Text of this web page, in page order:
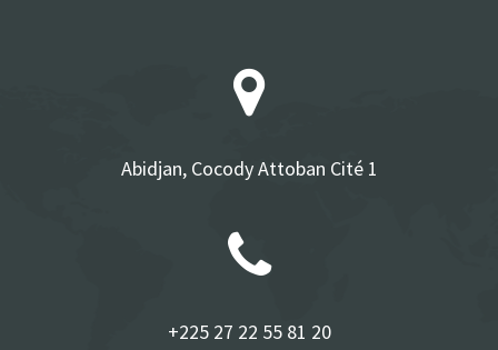
Abidjan, Cocody Attoban Cité 1
+225 27 22 55 81 20